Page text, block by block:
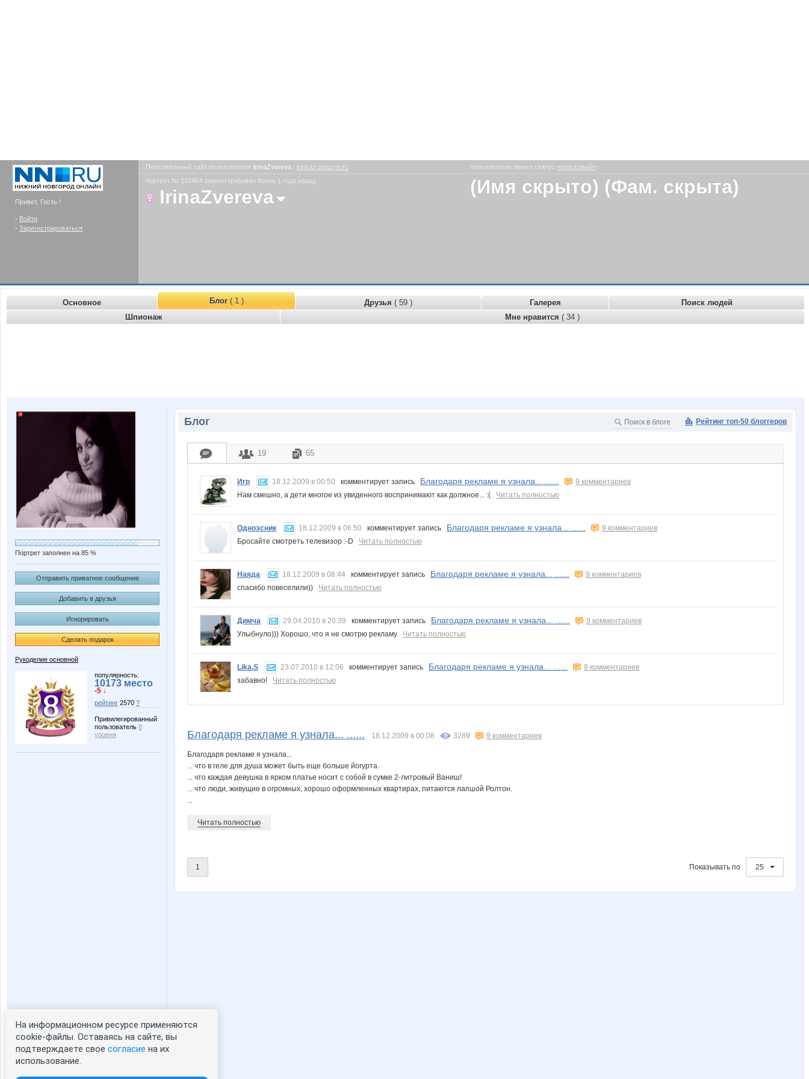
Привет, Гость !
- Войти
- Зарегистрироваться
Персональный сайт пользователя IrinaZvereva : irinkaz.www.nn.ru пользователь имеет статус «трастовый»
портрет № 170464 зарегистрирован более 1 года назад
IrinaZvereva (Имя скрыто) (Фам. скрыта)
Основное Блог( 1 ) Друзья ( 59 ) Галерея
Поиск людей
Шпионаж
Мне нравится ( 34 )
Портрет заполнен на 85 %
Отправить приватное сообщение
Добавить в друзья
Игнорировать
Сделать подарок
Рукоделие основной
популярность:
10173 место
-5 ↓
рейтинг 2570 ?
Привилегированный
пользователь 8
уровня
Статистика портрета:
сейчас просматривают портрет - 0
зарегистрированные пользователи
Рейтинг топ-50 блоггеров
Блог
19 65
Игр 18.12.2009 в 00:50 комментирует запись Благодаря рекламе я узнала... ......
9 комментариев
Нам смешно, а дети многое из увиденного воспринимают как должное... :( Читать полностью
Одноэсник 18.12.2009 в 06:50 комментирует запись Благодаря рекламе я узнала... ......
9 комментариев
Бросайте смотреть телевизор :-D Читать полностью
Наяда 18.12.2009 в 08:44 комментирует запись Благодаря рекламе я узнала... ......
9 комментариев
спасибо повеселили)) Читать полностью
Димча 29.04.2010 в 20:39 комментирует запись Благодаря рекламе я узнала... ......
9 комментариев
Улыбнуло))) Хорошо, что я не смотрю рекламу Читать полностью
Lika.S 23.07.2010 в 12:06 комментирует запись Благодаря рекламе я узнала... ......
9 комментариев
забавно! Читать полностью
Благодаря рекламе я узнала... ...... 18.12.2009 в 00:08 3289 9 комментариев
Благодаря рекламе я узнала...
... что в геле для душа может быть еще больше йогурта.
... что каждая девушка в ярком платье носит с собой в сумке 2-литровый Ваниш!
... что люди, живущие в огромных, хорошо оформленных квартирах, питаются лапшой Ролтон.
...
Читать полностью
1 25
Показывать по
На информационном ресурсе применяются
cookie-файлы. Оставаясь на сайте, вы
подтверждаете свое согласие на их
использование.